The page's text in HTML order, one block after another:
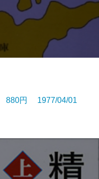
880円 1977/04/01